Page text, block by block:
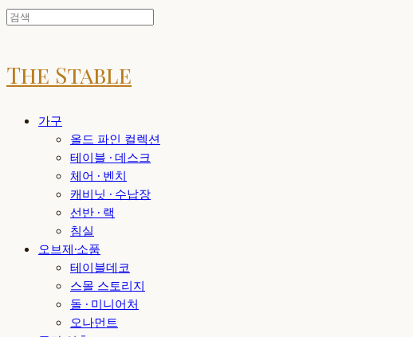
The Stable
가구
올드 파인 컬렉션
테이블 · 데스크
체어 · 벤치
캐비닛 · 수납장
선반 · 랙
침실
오브제·소품
테이블데코
스몰 스토리지
돌 · 미니어처
오나먼트